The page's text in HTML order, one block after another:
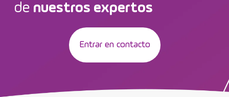
de nuestros expertos
Entrar en contacto